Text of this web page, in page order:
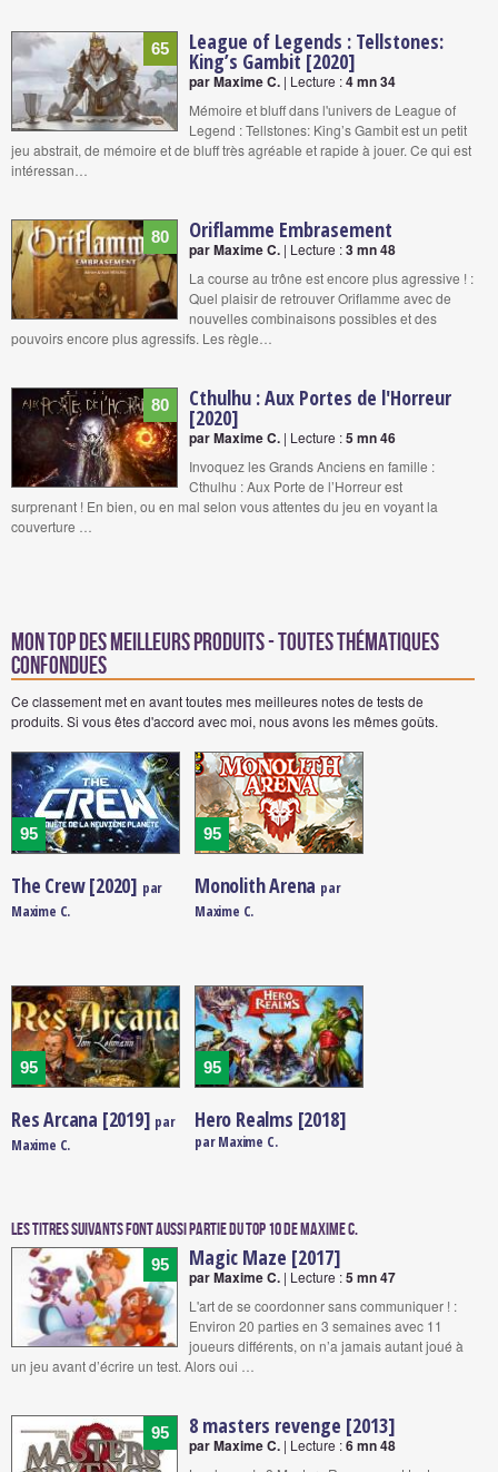
65 League of Legends : Tellstones:
King’s Gambit [2020]
par Maxime C. | Lecture :4 mn 34
Mémoire et bluff dans l'univers de League of
Legend : Tellstones: King’s Gambit est un petit
jeu abstrait, de mémoire et de bluff très agréable et rapide à jouer. Ce qui est
intéressan…
80 Oriflamme Embrasement
par Maxime C. | Lecture :3 mn 48
La course au trône est encore plus agressive ! :
Quel plaisir de retrouver Oriflamme avec de
nouvelles combinaisons possibles et des
pouvoirs encore plus agressifs. Les règle…
80 Cthulhu : Aux Portes de l'Horreur
[2020]
par Maxime C. | Lecture :5 mn 46
Invoquez les Grands Anciens en famille :
Cthulhu : Aux Porte de l’Horreur est
surprenant ! En bien, ou en mal selon vous attentes du jeu en voyant la
couverture …
Mon Top des meilleurs produits - Toutes thématiques
confondues
Ce classement met en avant toutes mes meilleures notes de tests de
produits. Si vous êtes d'accord avec moi, nous avons les mêmes goûts.
95
The Crew [2020] par
Maxime C.
95
Monolith Arena par
Maxime C.
95
Res Arcana [2019] par
Maxime C.
95
Hero Realms [2018]
par Maxime C.
Les titres suivants font aussi partie du Top 10 de Maxime C.
95 Magic Maze [2017]
par Maxime C. | Lecture :5 mn 47
L'art de se coordonner sans communiquer ! :
Environ 20 parties en 3 semaines avec 11
joueurs différents, on n’a jamais autant joué à
un jeu avant d’écrire un test. Alors oui …
95 8 masters revenge [2013]
par Maxime C. | Lecture :6 mn 48